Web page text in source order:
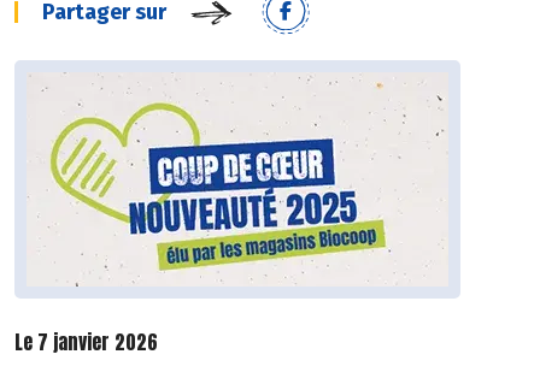
Partager sur
Le 7 janvier 2026